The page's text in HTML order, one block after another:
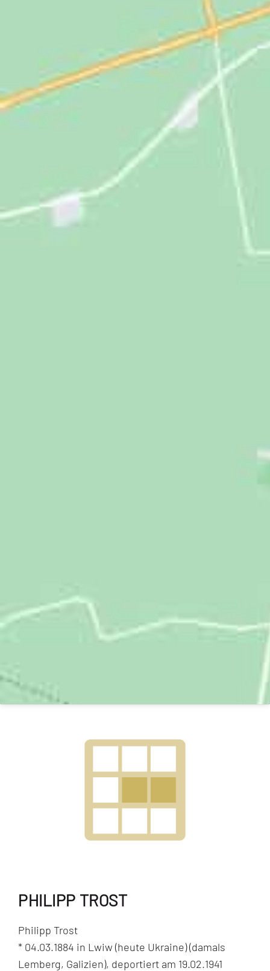
PHILIPP TROST
Philipp Trost
* 04.03.1884 in Lwiw (heute Ukraine) (damals
Lemberg, Galizien), deportiert am 19.02.1941